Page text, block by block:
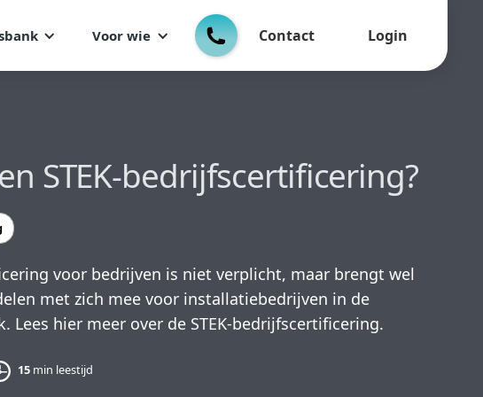
Voor wie Contact Login
STEK-bedrijfscertificering?
voor bedrijven is niet verplicht, maar brengt wel
met zich mee voor installatiebedrijven in de
Lees hier meer over de STEK-bedrijfscertificering.
15 min leestijd